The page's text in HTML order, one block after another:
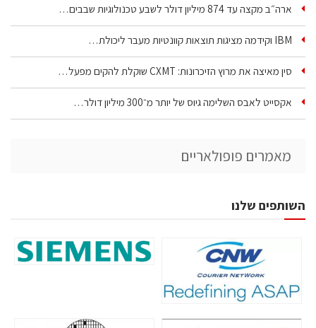
ארה״ב מקצה עד 874 מיליון דולר לשבע טכנולוגיות שבבים…
IBM וקידמה מציגות תוצאות קוונטיות מעבר ליכולת…
סין מאיצה את מרוץ הזיכרונות: CXMT שוקלת להקים מפעל…
אקסייט לאבס השלימה גיוס של יותר מ־300 מיליון דולר…
מאמרים פופולאריים
השותפים שלנו